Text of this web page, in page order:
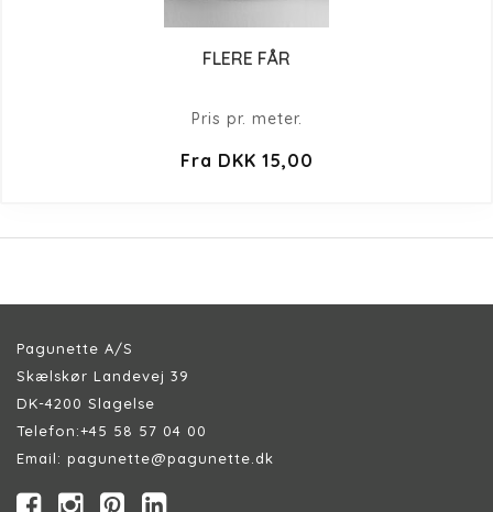
FLERE FÅR
Pris pr. meter.
Fra DKK 15,00
Pagunette A/S
Skælskør Landevej 39
DK-4200 Slagelse
Telefon:+45 58 57 04 00
Email: pagunette@pagunette.dk